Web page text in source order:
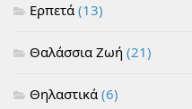
Ερπετά (13)
Θαλάσσια Ζωή (21)
Θηλαστικά (6)